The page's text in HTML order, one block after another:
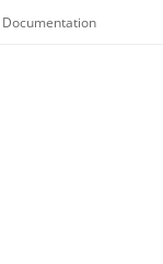
Documentation